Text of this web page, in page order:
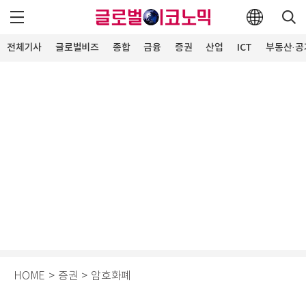
전체기사 글로벌비즈 종합 금융 증권 산업 ICT 부동산·
HOME > 증권 > 암호화폐